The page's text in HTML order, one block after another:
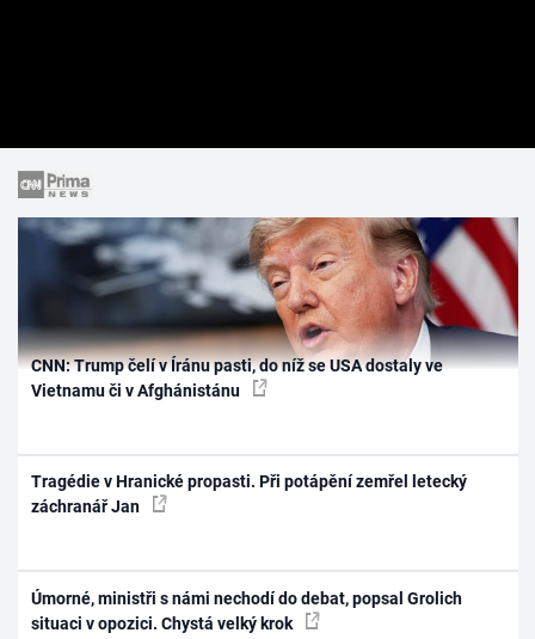
CNN: Trump čelí v Íránu pasti, do níž se USA dostaly ve
Vietnamu či v Afghánistánu
Tragédie v Hranické propasti. Při potápění zemřel letecký
záchranář Jan
Úmorné, ministři s námi nechodí do debat, popsal Grolich
situaci v opozici. Chystá velký krok